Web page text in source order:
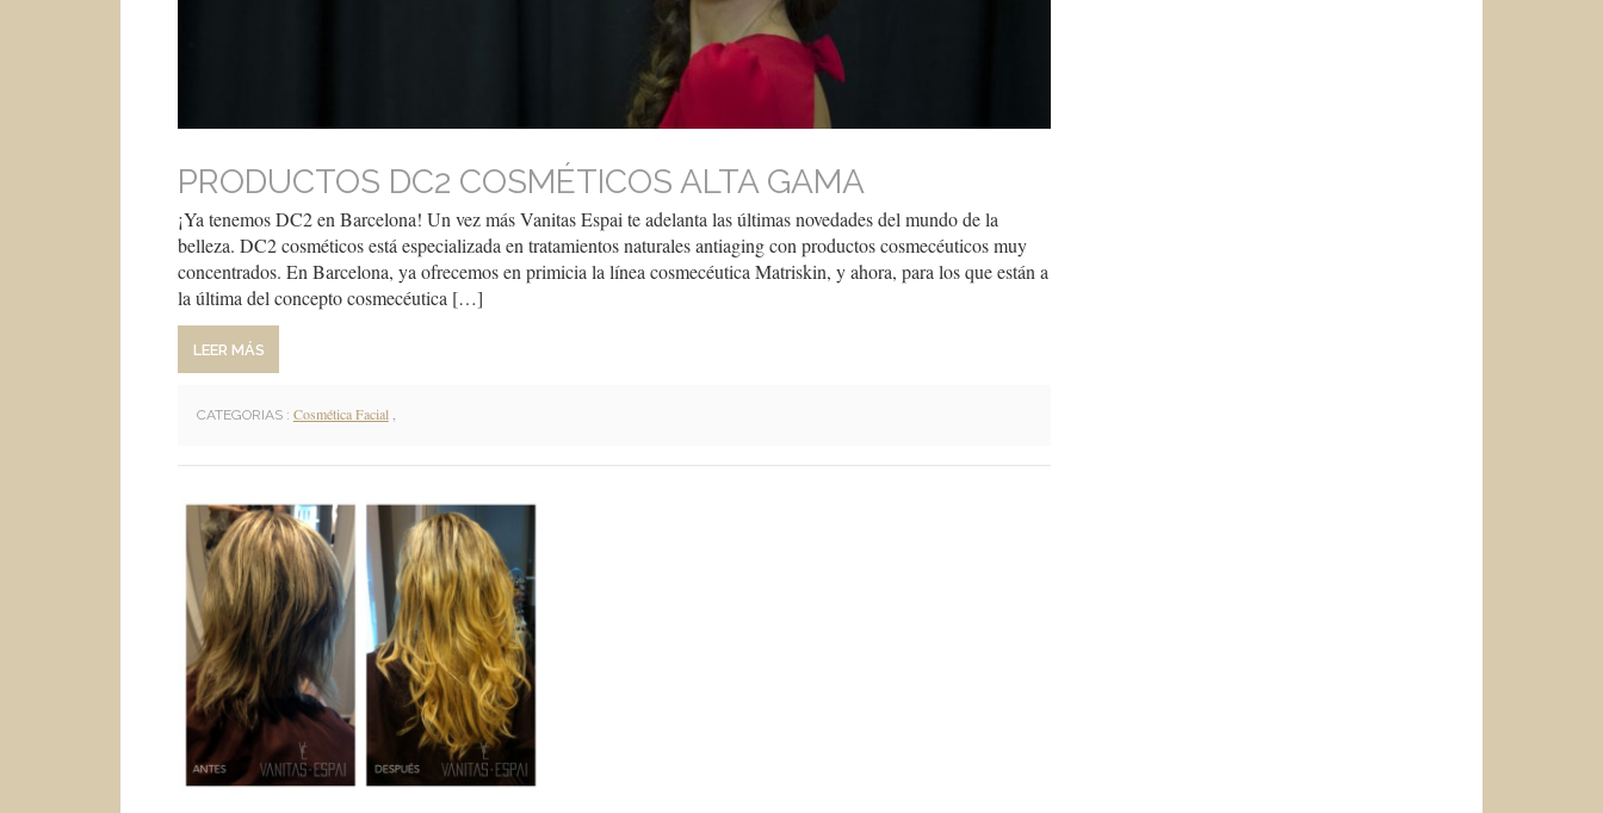
PRODUCTOS DC2 COSMÉTICOS ALTA GAMA
¡Ya tenemos DC2 en Barcelona! Un vez más Vanitas Espai te adelanta las últimas novedades del mundo de la
belleza. DC2 cosméticos está especializada en tratamientos naturales antiaging con productos cosmecéuticos muy
concentrados. En Barcelona, ya ofrecemos en primicia la línea cosmecéutica Matriskin, y ahora, para los que están a
la última del concepto cosmecéutica […]
LEER MÁS
CATEGORIAS : Cosmética Facial